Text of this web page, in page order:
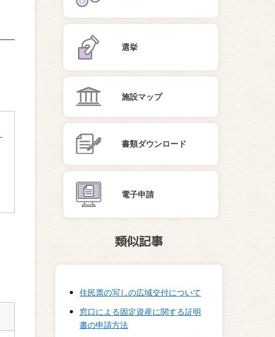
選挙
施設マップ
書類ダウンロード
電子申請
類似記事
住民票の写しの広域交付について
窓口による固定資産に関する証明
書の申請方法